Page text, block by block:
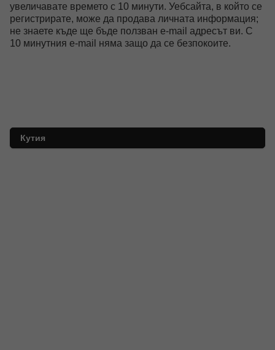
увеличавате времето с 10 минути. Уебсайта, в който се
регистрирате, може да продава личната информация;
не знаете къде ще бъде ползван e-mail адресът ви. С
10 минутния e-mail няма защо да се безпокоите.
Кутия